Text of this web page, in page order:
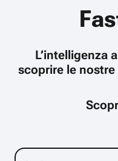
L’intelligenza
scoprire le